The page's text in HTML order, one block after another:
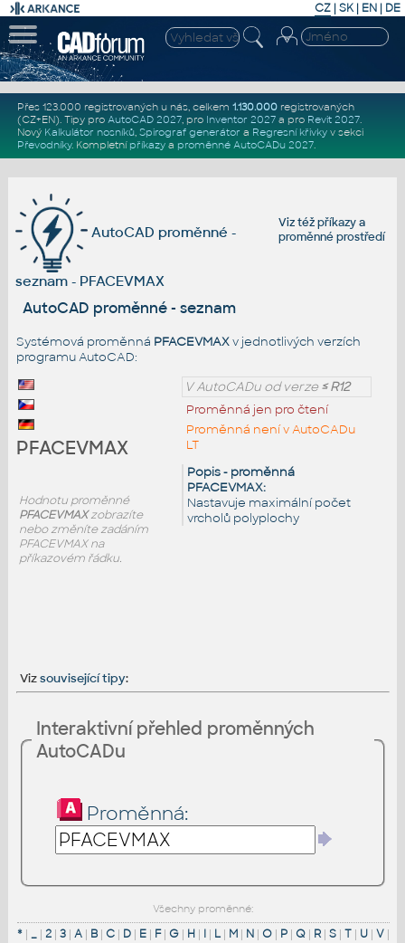
CZ | SK| EN | DE
Přes 123.000 registrovaných u nás, celkem 1.130.000registrovaných
(CZ+EN). Tipy pro AutoCAD 2027, pro Inventor 2027a pro Revit 2027.
Nový Kalkulátor nosníků, Spirograf generátor a Regresní křivkyv sekci
Převodníky. Kompletní příkazya proměnné AutoCADu 2027.
Viz téžpříkazya
proměnné prostředí
AutoCAD proměnné -
seznam - PFACEVMAX
AutoCAD proměnné - seznam
Systémová proměnná PFACEVMAXv jednotlivých verzích
programu AutoCAD:
V AutoCADu od verze≤ R12
Proměnná jen pro čtení
Proměnná není v AutoCADu
LT
Popis - proměnná
PFACEVMAX:
Nastavuje maximální počet
vrcholů polyplochy
PFACEVMAX
Hodnotu proměnné
PFACEVMAXzobrazíte
nebo změníte zadáním
PFACEVMAX na
příkazovém řádku.
Vizsouvisející tipy:
Interaktivní přehled proměnných
AutoCADu
Proměnná:
Všechny proměnné:
*| _| 2| 3| A| B| C| D| E| F| G| H | I| L| M| N| O| P| Q| R| S| T| U| V|